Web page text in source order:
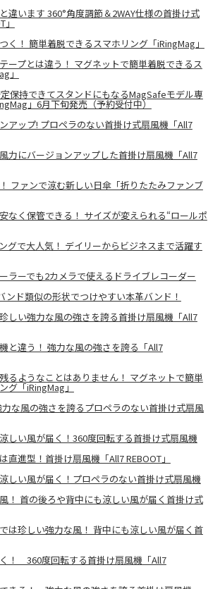
違います 360°角度調節＆2WAY仕様の首掛け式
く！ 簡単着脱できるスマホリング「iRingMag」
ープとは違う！ マグネットで簡単着脱できるス
」
保持できてスタンドにもなるMagSafeモデル専
」6月下旬発売（予約受付中）
アップ! プロペラのない首掛け式扇風機「All7
にバージョンアップした首掛け扇風機「All7
ファンで涼む新しい日傘「折りたたみファンブ
なく保管できる！ サイズが変えられる“ロールポ
グで大人気！ デイリーからビジネスまで活躍す
ラーでも2カメラで使えるドライブレコーダー
ド類似の形状でつけやすい本革バンド！
しい強力な風の強さを誇る首掛け扇風機「All7
と違う！ 強力な風の強さを誇る「All7
るようなことはありません！ マグネットで簡単
グ「iRingMag」
な風の強さを誇るプロペラのない首掛け式扇風
しい風が届く！360度回転する首掛け式扇風機
直進型！首掛け扇風機「All7 REBOOT」
しい風が届く！プロペラのない首掛け式扇風機
！ 首の後ろや背中にも涼しい風が届く首掛け式
は珍しい強力な風！ 背中にも涼しい風が届く首
！ 360度回転する首掛け扇風機「All7